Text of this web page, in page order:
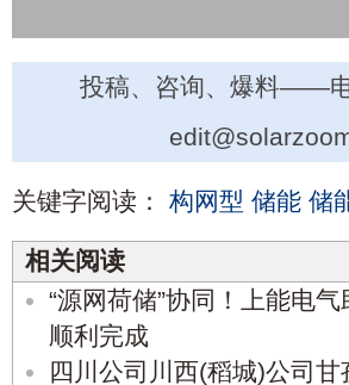
投稿、咨询、爆料——
关键字阅读： 构网型 储能 储
相关阅读
“源网荷储”协同！上能电
顺利完成
四川公司川西(稻城)公司